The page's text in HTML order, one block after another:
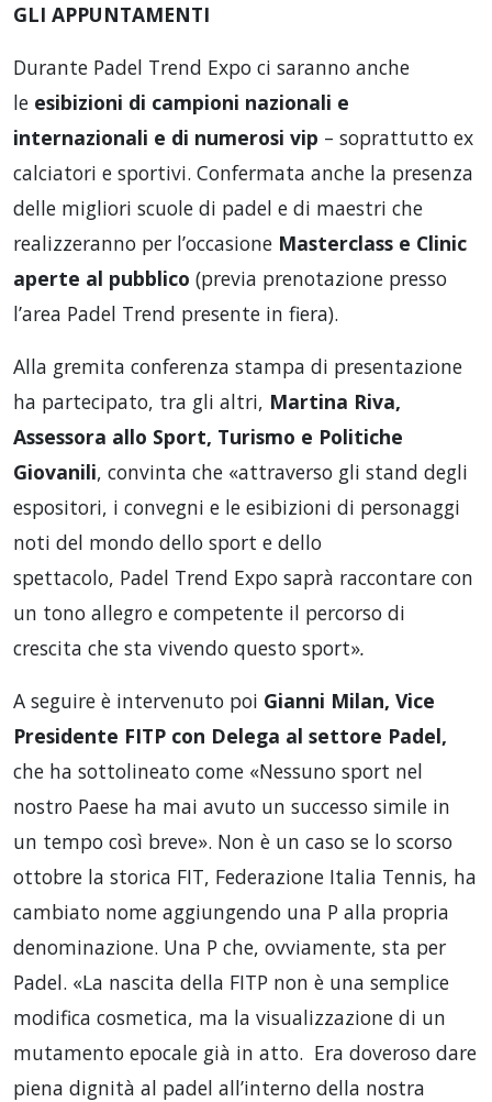
GLI APPUNTAMENTI
Durante Padel Trend Expo ci saranno anche
le esibizioni di campioni nazionali e
internazionali e di numerosi vip – soprattutto ex
calciatori e sportivi. Confermata anche la presenza
delle migliori scuole di padel e di maestri che
realizzeranno per l’occasione Masterclass e Clinic
aperte al pubblico (previa prenotazione presso
l’area Padel Trend presente in fiera).
Alla gremita conferenza stampa di presentazione
ha partecipato, tra gli altri, Martina Riva,
Assessora allo Sport, Turismo e Politiche
Giovanili, convinta che «attraverso gli stand degli
espositori, i convegni e le esibizioni di personaggi
noti del mondo dello sport e dello
spettacolo, Padel Trend Expo saprà raccontare con
un tono allegro e competente il percorso di
crescita che sta vivendo questo sport».
A seguire è intervenuto poi Gianni Milan, Vice
Presidente FITP con Delega al settore Padel,
che ha sottolineato come «Nessuno sport nel
nostro Paese ha mai avuto un successo simile in
un tempo così breve». Non è un caso se lo scorso
ottobre la storica FIT, Federazione Italia Tennis, ha
cambiato nome aggiungendo una P alla propria
denominazione. Una P che, ovviamente, sta per
Padel. «La nascita della FITP non è una semplice
modifica cosmetica, ma la visualizzazione di un
mutamento epocale già in atto. Era doveroso dare
piena dignità al padel all’interno della nostra